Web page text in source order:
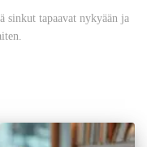
tapaavat nykyään ja